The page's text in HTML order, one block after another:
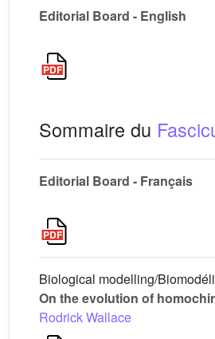
Editorial Board - English
Sommaire du
Editorial Board - Français
Biological modelling/
On the evolution of
Rodrick Wallace